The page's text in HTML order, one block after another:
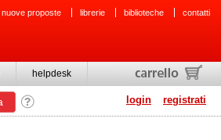
nuove proposte librerie biblioteche contatti
helpdesk
login registrati